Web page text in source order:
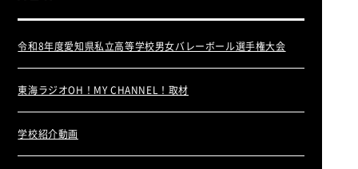
令和8年度愛知県私立高等学校男女バレーボール選手権大会
東海ラジオOH！MY CHANNEL！取材
学校紹介動画